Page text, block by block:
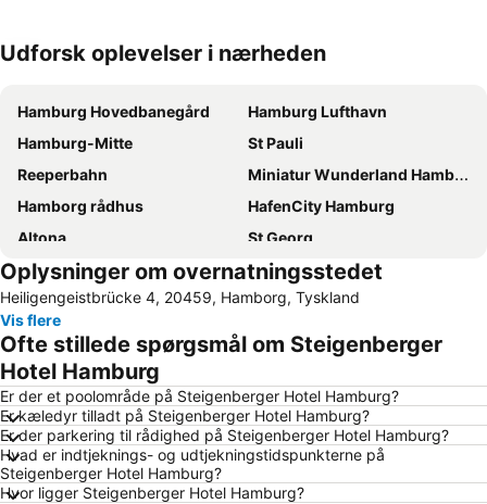
Udvid kort
Udforsk oplevelser i nærheden
Hamburg Hovedbanegård
Hamburg Lufthavn
Hamburg-Mitte
St Pauli
Reeperbahn
Miniatur Wunderland Hamburg
Hamborg rådhus
HafenCity Hamburg
Altona
St Georg
Neustadt
Hamburg Messe
Hamburg-Altstadt
Sternschanze
Barclaycard Arena
Hamburg Havn
Alster Hamburg
Altona-Altstadt
Hagenbeck Zoo
Billstedt Center
CCH Hamburg kongresscenter
Blankenese
Lüneburg Town Hall
Speicherstadt
Elbphilharmonie
Oplysninger om overnatningsstedet
Heiligengeistbrücke 4, 20459, Hamborg, Tyskland
Vis flere
Ofte stillede spørgsmål om Steigenberger
Hotel Hamburg
Er der et poolområde på Steigenberger Hotel Hamburg?
Er kæledyr tilladt på Steigenberger Hotel Hamburg?
Er der parkering til rådighed på Steigenberger Hotel Hamburg?
Hvad er indtjeknings- og udtjekningstidspunkterne på
Steigenberger Hotel Hamburg?
Hvor ligger Steigenberger Hotel Hamburg?